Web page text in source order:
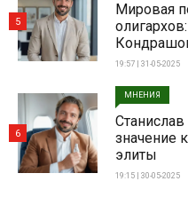
Мировая
19:57 | 31-05-2025
5
МНЕНИЯ
значение
элиты
19:15 | 30-05-2025
6